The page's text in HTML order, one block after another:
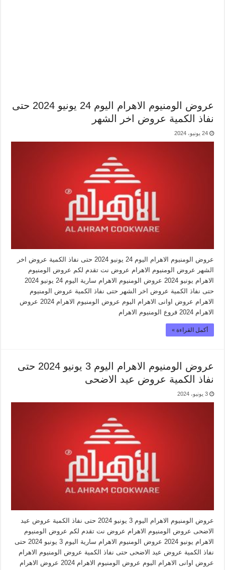
عروض الومنيوم الاهرام اليوم 24 يونيو 2024 حتى
نفاذ الكمية عروض اخر الشهر
24 يونيو، 2024
عروض الومنيوم الاهرام اليوم 24 يونيو 2024 حتى نفاذ الكمية عروض اخر
الشهر عروض الومنيوم الاهرام عروض نت تقدم لكم عروض الومنيوم
الاهرام يونيو 2024 عروض الومنيوم الاهرام سارية اليوم 24 يونيو 2024
حتى نفاذ الكمية عروض اخر الشهر حتى نفاذ الكمية عروض الومنيوم
الاهرام عروض اوانى الاهرام اليوم عروض الومنيوم الاهرام 2024 عروض
الاهرام 2024 فروع الومنيوم الاهرام
أكمل القراءة »
عروض الومنيوم الاهرام اليوم 3 يونيو 2024 حتى
نفاذ الكمية عروض عيد الاضحى
3 يونيو، 2024
عروض الومنيوم الاهرام اليوم 3 يونيو 2024 حتى نفاذ الكمية عروض عيد
الاضحى عروض الومنيوم الاهرام عروض نت تقدم لكم عروض الومنيوم
الاهرام يونيو 2024 عروض الومنيوم الاهرام سارية اليوم 3 يونيو 2024 حتى
نفاذ الكمية عروض عيد الاضحى حتى نفاذ الكمية عروض الومنيوم الاهرام
عروض اوانى الاهرام اليوم عروض الومنيوم الاهرام 2024 عروض الاهرام